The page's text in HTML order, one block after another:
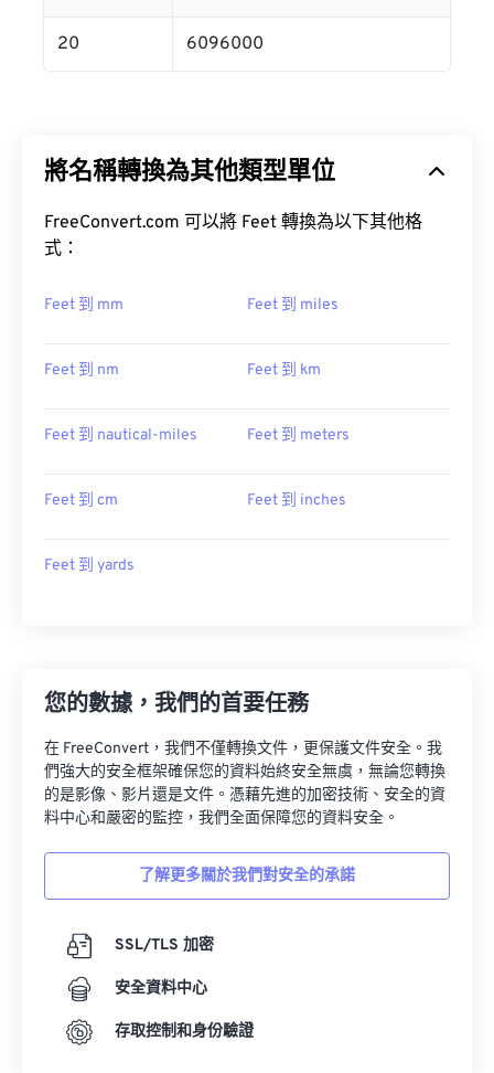
20 6096000
將名稱轉換為其他類型單位
FreeConvert.com 可以將 Feet 轉換為以下其他格
式：
Feet 到 mm Feet 到 miles
Feet 到 nm Feet 到 km
Feet 到 nautical-miles Feet 到 meters
Feet 到 cm Feet 到 inches
Feet 到 yards
您的數據，我們的首要任務
在 FreeConvert，我們不僅轉換文件，更保護文件安全。我
們強大的安全框架確保您的資料始終安全無虞，無論您轉換
的是影像、影片還是文件。憑藉先進的加密技術、安全的資
料中心和嚴密的監控，我們全面保障您的資料安全。
了解更多關於我們對安全的承諾
SSL/TLS 加密
安全資料中心
存取控制和身份驗證